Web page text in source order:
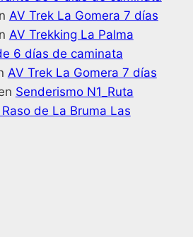
AV Trek La Gomera 7 días
AV Trekking La Palma
6 días de caminata
AV Trek La Gomera 7 días
Senderismo N1_Ruta
de La Bruma Las